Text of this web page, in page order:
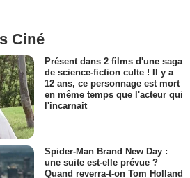
Ciné
Présent dans 2 films d'une saga
de science-fiction culte ! Il y a
12 ans, ce personnage est mort
en même temps que l'acteur qui
l'incarnait
Spider-Man Brand New Day :
une suite est-elle prévue ?
Quand reverra-t-on Tom Holland